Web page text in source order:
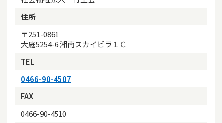
住所
〒251-0861
大庭5254-6 湘南スカイビラ１Ｃ
TEL
0466-90-4507
FAX
0466-90-4510